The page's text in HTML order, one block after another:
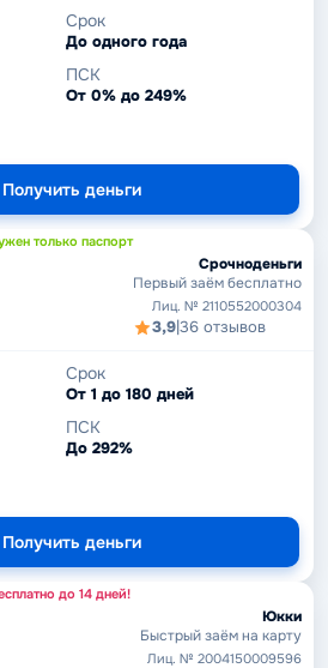
Срок
До одного года
ПСК
От 0% до 249%
Получить деньги
только паспорт
Срочноденьги
Первый заём бесплатно
Лиц. № 2110552000304
3,9|36 отзывов
Срок
От 1 до 180 дней
ПСК
До 292%
Получить деньги
до 14 дней!
Юкки
Быстрый заём на карту
Лиц. № 2004150009596